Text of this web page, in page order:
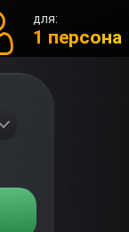
для:
1 персона